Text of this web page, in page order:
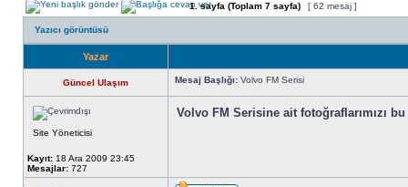
1. sayfa (Toplam 7 sayfa) [ 62 mesaj ]
Yazıcı görüntüsü
Yazar
Güncel Ulaşım Mesaj Başlığı: Volvo FM Serisi
Site Yöneticisi
Kayıt: 18 Ara 2009 23:45
Mesajlar: 727
Volvo FM Serisine ait fotoğraflarımızı